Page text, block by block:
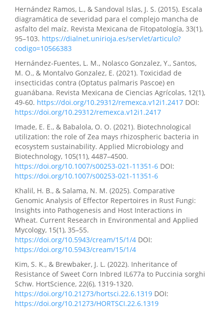
Hernández Ramos, L., & Sandoval Islas, J. S. (2015). Escala
diagramática de severidad para el complejo mancha de
asfalto del maíz. Revista Mexicana de Fitopatología, 33(1),
95–103. https://dialnet.unirioja.es/servlet/articulo?
codigo=10566383
Hernández-Fuentes, L. M., Nolasco Gonzalez, Y., Santos,
M. O., & Montalvo Gonzalez, E. (2021). Toxicidad de
insecticidas contra (Optatus palmaris Pascoe) en
guanábana. Revista Mexicana de Ciencias Agrícolas, 12(1),
49-60. https://doi.org/10.29312/remexca.v12i1.2417 DOI:
https://doi.org/10.29312/remexca.v12i1.2417
Imade, E. E., & Babalola, O. O. (2021). Biotechnological
utilization: the role of Zea mays rhizospheric bacteria in
ecosystem sustainability. Applied Microbiology and
Biotechnology, 105(11), 4487–4500.
https://doi.org/10.1007/s00253-021-11351-6 DOI:
https://doi.org/10.1007/s00253-021-11351-6
Khalil, H. B., & Salama, N. M. (2025). Comparative
Genomic Analysis of Effector Repertoires in Rust Fungi:
Insights into Pathogenesis and Host Interactions in
Wheat. Current Research in Environmental and Applied
Mycology, 15(1), 35–55.
https://doi.org/10.5943/cream/15/1/4 DOI:
https://doi.org/10.5943/cream/15/1/4
Kim, S. K., & Brewbaker, J. L. (2022). Inheritance of
Resistance of Sweet Corn Inbred IL677a to Puccinia sorghi
Schw. HortScience, 22(6), 1319-1320.
https://doi.org/10.21273/hortsci.22.6.1319 DOI:
https://doi.org/10.21273/HORTSCI.22.6.1319